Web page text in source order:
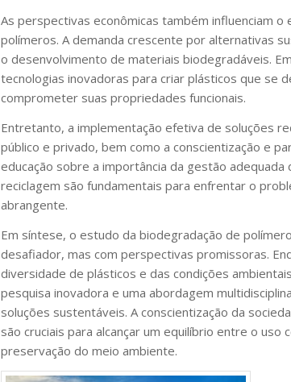
As perspectivas econômicas também influenciam
polímeros. A demanda crescente por alternativas
o desenvolvimento de materiais biodegradáveis.
tecnologias inovadoras para criar plásticos que se
comprometer suas propriedades funcionais.
Entretanto, a implementação efetiva de soluções
público e privado, bem como a conscientização e
educação sobre a importância da gestão
reciclagem são fundamentais para enfrentar o
abrangente.
Em síntese, o estudo da biodegradação de
desafiador, mas com perspectivas promissoras.
diversidade de plásticos e das condições
pesquisa inovadora e uma abordagem
soluções sustentáveis. A conscientização da
são cruciais para alcançar um equilíbrio entre o uso
preservação do meio ambiente.